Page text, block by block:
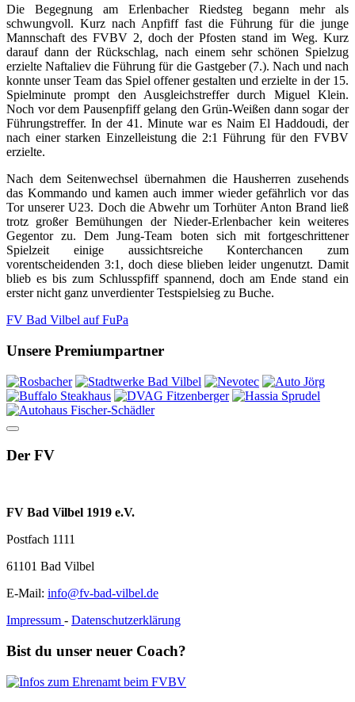
Die Begegnung am Erlenbacher Riedsteg begann mehr als
schwungvoll. Kurz nach Anpfiff fast die Führung für die junge
Mannschaft des FVBV 2, doch der Pfosten stand im Weg. Kurz
darauf dann der Rückschlag, nach einem sehr schönen Spielzug
erzielte Naftaliev die Führung für die Gastgeber (7.). Nach und nach
konnte unser Team das Spiel offener gestalten und erzielte in der 15.
Spielminute prompt den Ausgleichstreffer durch Miguel Klein.
Noch vor dem Pausenpfiff gelang den Grün-Weißen dann sogar der
Führungstreffer. In der 41. Minute war es Naim El Haddoudi, der
nach einer starken Einzelleistung die 2:1 Führung für den FVBV
erzielte.
Nach dem Seitenwechsel übernahmen die Hausherren zusehends
das Kommando und kamen auch immer wieder gefährlich vor das
Tor unserer U23. Doch die Abwehr um Torhüter Anton Brand ließ
trotz großer Bemühungen der Nieder-Erlenbacher kein weiteres
Gegentor zu. Dem Jung-Team boten sich mit fortgeschrittener
Spielzeit einige aussichtsreiche Konterchancen zum
vorentscheidenden 3:1, doch diese blieben leider ungenutzt. Damit
blieb es bis zum Schlusspfiff spannend, doch am Ende stand ein
erster nicht ganz unverdienter Testspielsieg zu Buche.
FV Bad Vilbel auf FuPa
Unsere Premiumpartner
Der FV
FV Bad Vilbel 1919 e.V.
Postfach 1111
61101 Bad Vilbel
E-Mail: info@fv-bad-vilbel.de
Impressum - Datenschutzerklärung
Bist du unser neuer Coach?